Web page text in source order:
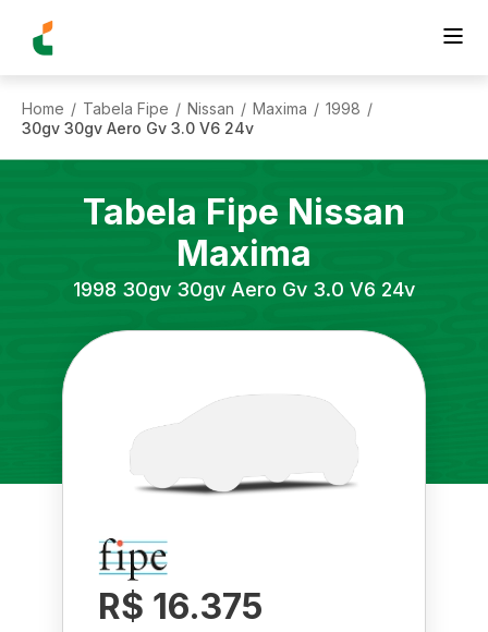
Home / Tabela Fipe / Nissan / Maxima / 1998 /
30gv 30gv Aero Gv 3.0 V6 24v
Tabela Fipe Nissan
Maxima
1998 30gv 30gv Aero Gv 3.0 V6 24v
R$ 16.375